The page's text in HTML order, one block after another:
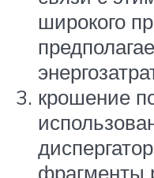
широкого
крошение
фрагменты